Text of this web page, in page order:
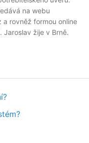
na webu
a rovněž formou online
žije v Brně.